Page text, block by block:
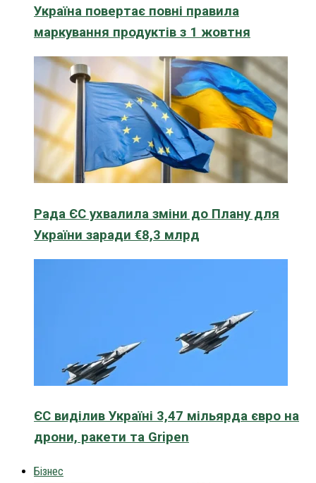
Україна повертає повні правила
маркування продуктів з 1 жовтня
Рада ЄС ухвалила зміни до Плану для
України заради €8,3 млрд
ЄС виділив Україні 3,47 мільярда євро на
дрони, ракети та Gripen
Бізнес